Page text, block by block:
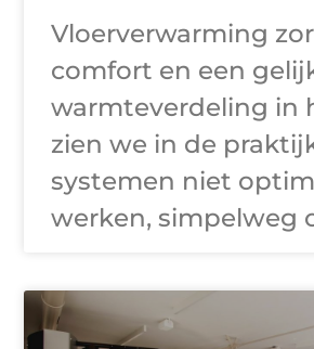
Vloerverwarming
comfort en een
warmteverdeling in
zien we in de
systemen niet
werken, simpelweg